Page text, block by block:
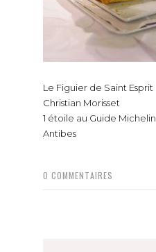
Le Figuier de Saint Esprit
Christian Morisset
1 étoile au Guide Michelin
Antibes
0 COMMENTAIRES